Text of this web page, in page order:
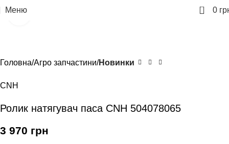
Меню 0 0
Головна Агро запчастини Новинки
CNH
Ролик натягувач паса CNH 504078065
3 970 грн